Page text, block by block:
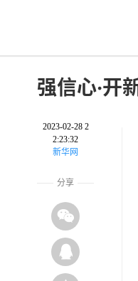
强信心·开
2023-02-28 2
2:23:32
新华网
分享